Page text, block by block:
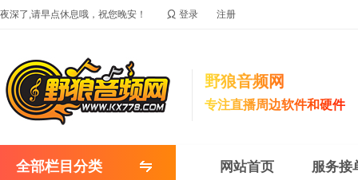
夜深了,请早点休息哦，祝您晚安！  登录 注册
野狼音频网
专注直播周边软件和硬件
全部栏目分类 网站首页 服务接